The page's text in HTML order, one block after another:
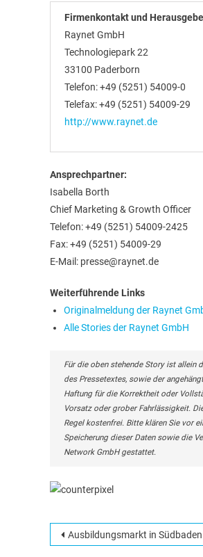
Firmenkontakt und
Raynet GmbH
Technologiepark 22
33100 Paderborn
Telefon: +49 (5251) 54009-0
Telefax: +49 (5251) 54009-29
http://www.raynet.de
Ansprechpartner:
Isabella Borth
Chief Marketing & Growth Officer
Telefon: +49 (5251) 54009-2425
Fax: +49 (5251) 54009-29
E-Mail: presse@raynet.de
Weiterführende Links
Originalmeldung der Raynet
Alle Stories der Raynet GmbH
Für die oben stehende Story ist allein
des Pressetextes, sowie der
Haftung für die Korrektheit oder
Vorsatz oder grober Fahrlässigkeit.
Regel kostenfrei. Bitte klären Sie vor
Speicherung dieser Daten sowie die
Network GmbH gestattet.
Ausbildungsmarkt in